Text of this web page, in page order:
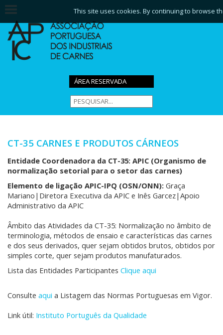
ÁREA RESERVADA
CT-35 CARNES E PRODUTOS CÁRNEOS
Entidade Coordenadora da CT-35: APIC (Organismo de
normalização setorial para o setor das carnes)
Elemento de ligação APIC-IPQ (OSN/ONN): Graça
Mariano|Diretora Executiva da APIC e Inês Garcez|Apoio
Administrativo da APIC
Âmbito das Atividades da CT-35: Normalização no âmbito de
terminologia, métodos de ensaio e características das carnes
e dos seus derivados, quer sejam obtidos brutos, obtidos por
simples corte, quer sejam produtos manufaturados.
Lista das Entidades Participantes Clique aqui
Consulte aqui a Listagem das Normas Portuguesas em Vigor.
Link útil: Instituto Português da Qualidade
This site uses cookies. By continuing to browse